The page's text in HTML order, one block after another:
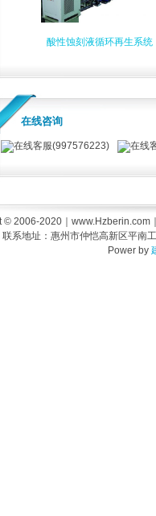
酸性蚀刻液循环再生系统
在线咨询
在线客服(997576223) 在线
© 2006-2020｜www.Hzberin.com
系地址：惠州市仲恺高新区平
Power by